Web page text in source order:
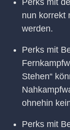
Perks mit
nun korrekt
werden.
Perks mit
Stehen“
ohnehin
Perks mit